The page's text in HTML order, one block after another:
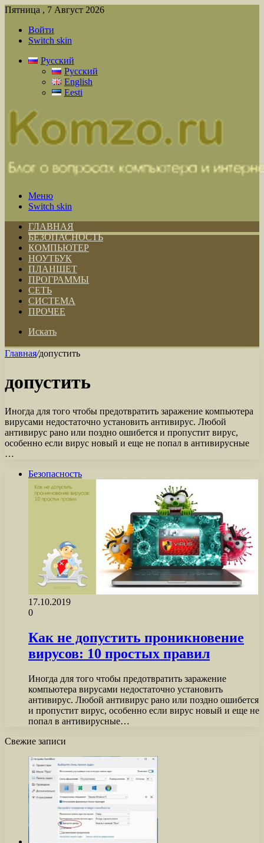
Пятница , 7 Август 2026
Войти
Switch skin
Русский
Русский
English
Eesti
Меню
Switch skin
ГЛАВНАЯ
БЕЗОПАСНОСТЬ
КОМПЬЮТЕР
НОУТБУК
ПЛАНШЕТ
ПРОГРАММЫ
СЕТЬ
СИСТЕМА
ПРОЧЕЕ
Искать
Главная/допустить
допустить
Иногда для того чтобы предотвратить заражение компьютера
вирусами недостаточно установить антивирус. Любой
антивирус рано или поздно ошибется и пропустит вирус,
особенно если вирус новый и еще не попал в антивирусные
…
Безопасность
17.10.2019
0
Как не допустить проникновение
вирусов: 10 простых правил
Иногда для того чтобы предотвратить заражение
компьютера вирусами недостаточно установить
антивирус. Любой антивирус рано или поздно ошибется
и пропустит вирус, особенно если вирус новый и еще не
попал в антивирусные…
Свежие записи